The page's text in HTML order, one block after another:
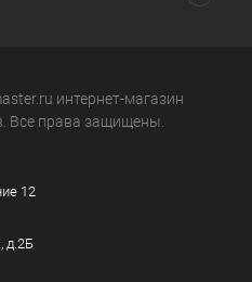
интернет-магазин
Все права защищены.
12
д.2Б